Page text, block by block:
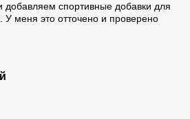
спортивные добавки для
меня это отточено и проверено